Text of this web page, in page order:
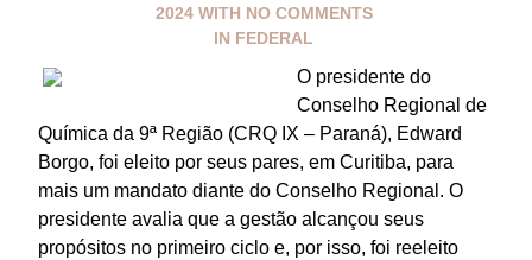
2024WITH NO COMMENTS
IN FEDERAL
O presidente do
Conselho Regional de
Química da 9ª Região (CRQ IX – Paraná), Edward
Borgo, foi eleito por seus pares, em Curitiba, para
mais um mandato diante do Conselho Regional. O
presidente avalia que a gestão alcançou seus
propósitos no primeiro ciclo e, por isso, foi reeleito